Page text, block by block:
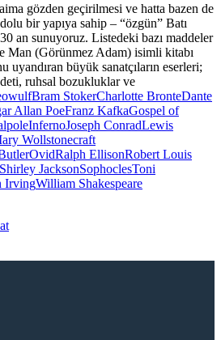
gözden geçirilmesi ve hatta bazen de
bir yapıya sahip – “özgün” Batı
an sunuyoruz. Listedeki bazı maddeler
Man (Görünmez Adam) isimli kitabı
büyük sanatçıların eserleri;
ruhsal bozukluklar ve
Bram StokerCharlotte BronteDante
Allan PoeFranz KafkaGospel of
InfernoJoseph ConradLewis
Wollstonecraft
OvidRalph EllisonRobert Louis
Shirley JacksonSophoclesToni
IrvingWilliam Shakespeare